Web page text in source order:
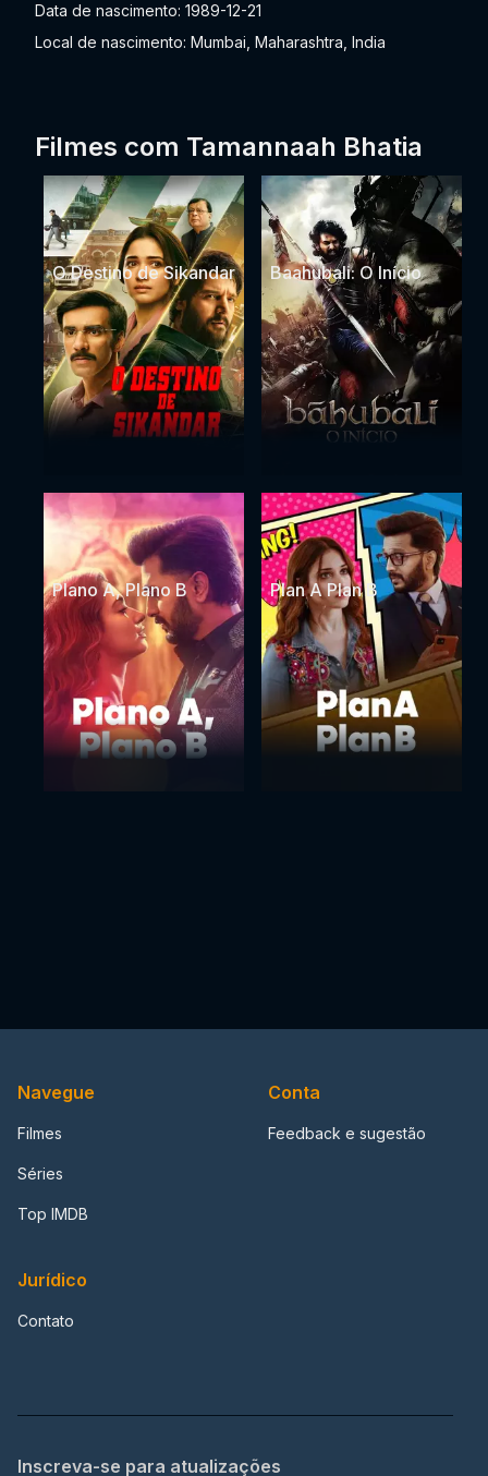
Data de nascimento: 1989-12-21
Local de nascimento: Mumbai, Maharashtra, India
Filmes com Tamannaah Bhatia
O Destino de Sikandar Baahubali: O Início
Plano A, Plano B Plan A Plan B
Navegue
Filmes
Séries
Top IMDB
Conta
Feedback e sugestão
Jurídico
Contato
Inscreva-se para atualizações